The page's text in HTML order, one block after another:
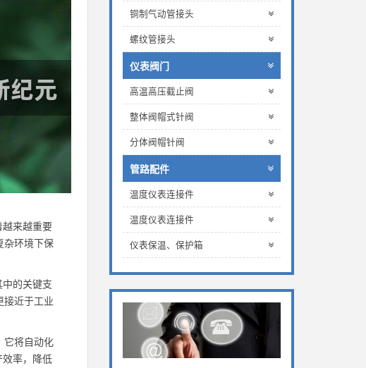
来越重要
杂环境下保
的关键支
接近于工业
它将自动化
率，降低
铜制气动管接头
螺纹管接头
仪表阀门
高温高压截止阀
整体阀帽式针阀
分体阀帽针阀
管路配件
温度仪表连接件
温度仪表连接件
仪表保温、保护箱